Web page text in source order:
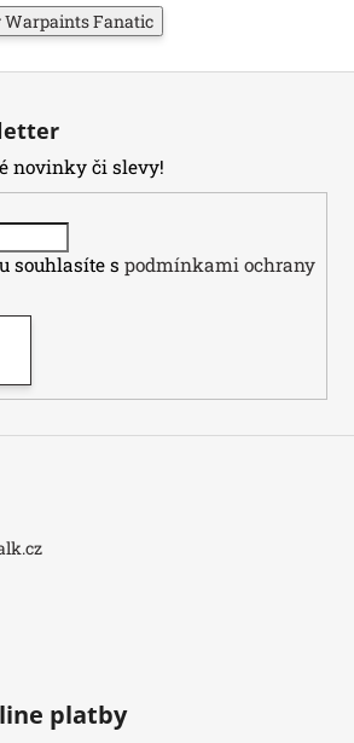
Fanatic
novinky či slevy!
souhlasíte s podmínkami ochrany
platby